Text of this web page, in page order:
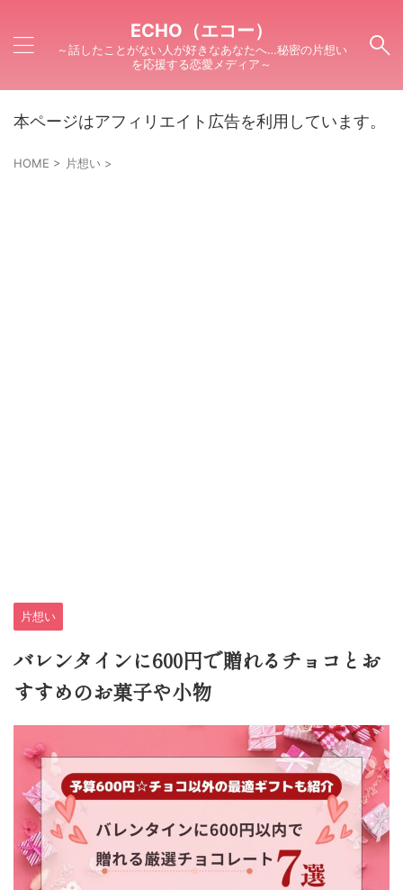
ECHO（エコー）
～話したことがない人が好きなあなたへ…秘密の片想い
を応援する恋愛メディア～
本ページはアフィリエイト広告を利用しています。
HOME > 片想い >
片想い
バレンタインに600円で贈れるチョコとお
すすめのお菓子や小物